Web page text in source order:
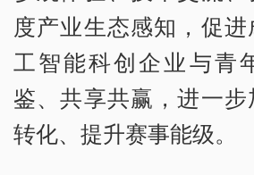
度产业生态感知，促
工智能科创企业与青
鉴、共享共赢，进一
转化、提升赛事能级。